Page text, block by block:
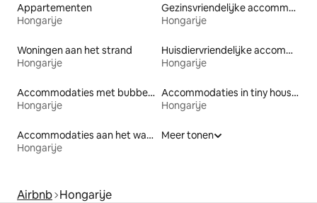
Appartementen
Hongarije
Gezinsvriendelijke accommodaties
Hongarije
Woningen aan het strand
Hongarije
Huisdiervriendelijke accommodaties
Hongarije
Accommodaties met bubbelbad
Hongarije
Accommodaties in tiny houses
Hongarije
Accommodaties aan het water
Hongarije
Meer tonen
Airbnb Hongarije